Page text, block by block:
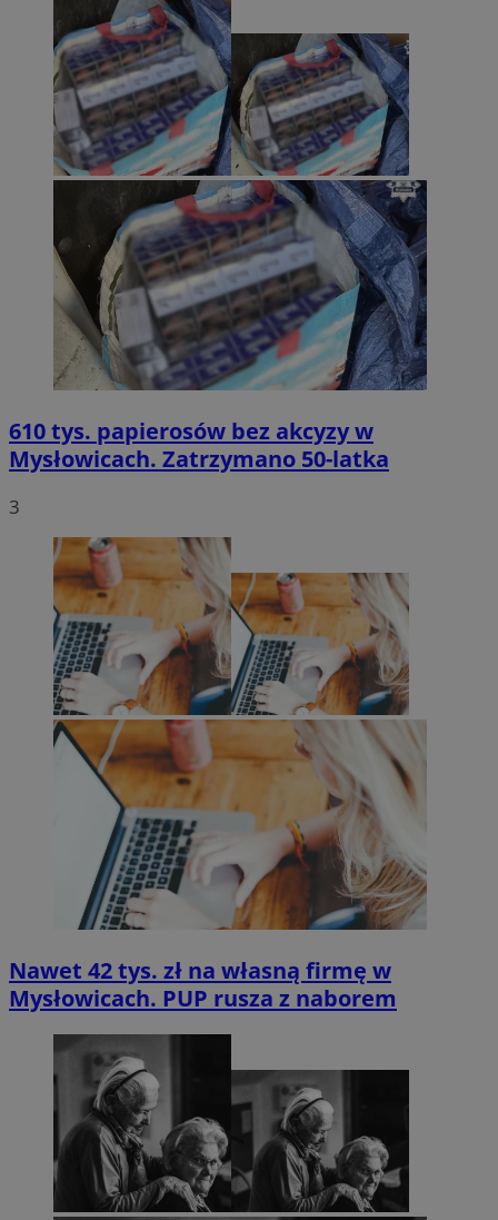
610 tys. papierosów bez akcyzy w
Mysłowicach. Zatrzymano 50-latka
3
Nawet 42 tys. zł na własną firmę w
Mysłowicach. PUP rusza z naborem